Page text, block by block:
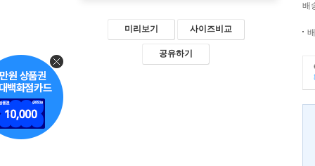
미리보기 사이즈비교
공유하기
배